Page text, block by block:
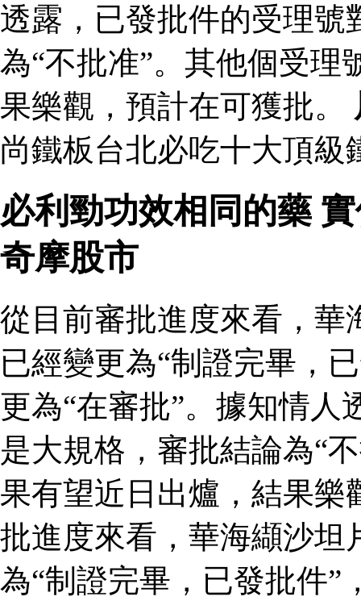
透露，已發批件的受理號
為“不批准”。其他個受理
果樂觀，預計在可獲批。
尚鐵板台北必吃十大頂級
必利勁功效相同的藥
奇摩股市
從目前審批進度來看，華
已經變更為“制證完畢，
更為“在審批”。據知情
是大規格，審批結論為“
果有望近日出爐，結果樂
批進度來看，華海纈沙坦
為“制證完畢，已發批件”